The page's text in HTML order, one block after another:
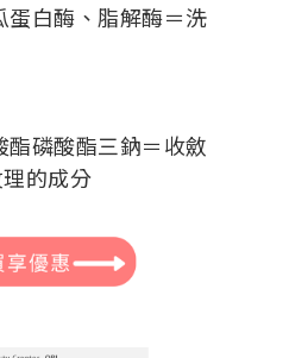
白酶、脂解酶＝洗
磷酸酯三鈉＝收斂
的成分